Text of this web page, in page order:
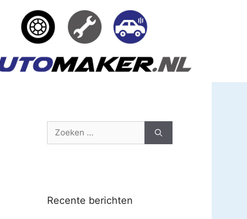
Zoek
Recente berichten